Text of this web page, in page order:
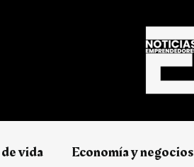
vida Economía y negocios​